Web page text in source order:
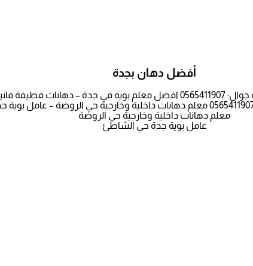
أفضل دهان بجدة
فانيلا لاتيه جده
معلم دهانات داخلية وخارجية حي الروضة
عامل بوية جدة حي الشاطئ